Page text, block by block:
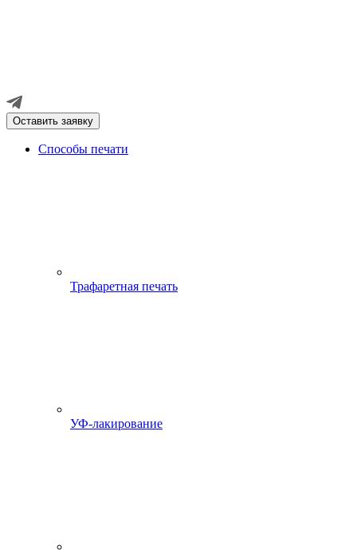
Оставить заявку
Способы печати
Трафаретная печать
УФ-лакирование